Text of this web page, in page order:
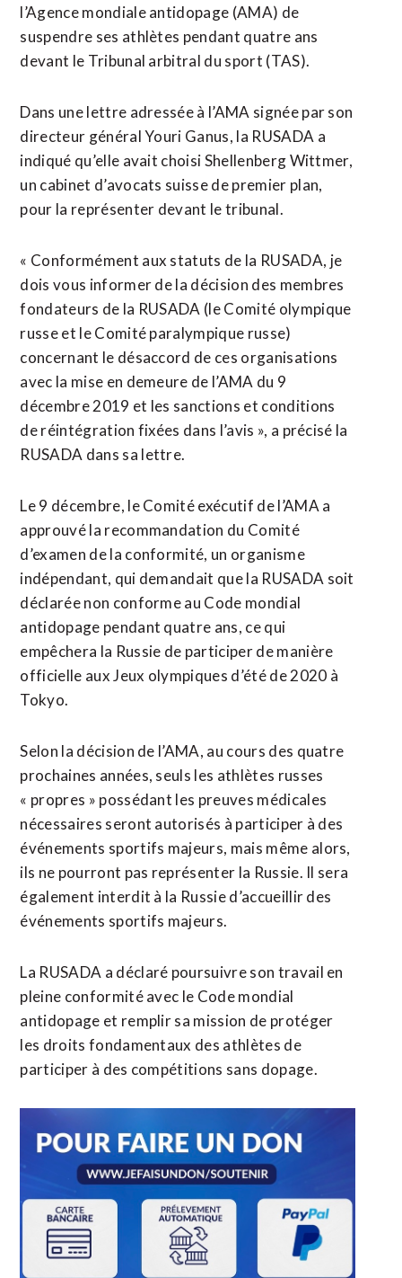
l’Agence mondiale antidopage (AMA) de
suspendre ses athlètes pendant quatre ans
devant le Tribunal arbitral du sport (TAS).
Dans une lettre adressée à l’AMA signée par son
directeur général Youri Ganus, la RUSADA a
indiqué qu’elle avait choisi Shellenberg Wittmer,
un cabinet d’avocats suisse de premier plan,
pour la représenter devant le tribunal.
« Conformément aux statuts de la RUSADA, je
dois vous informer de la décision des membres
fondateurs de la RUSADA (le Comité olympique
russe et le Comité paralympique russe)
concernant le désaccord de ces organisations
avec la mise en demeure de l’AMA du 9
décembre 2019 et les sanctions et conditions
de réintégration fixées dans l’avis », a précisé la
RUSADA dans sa lettre.
Le 9 décembre, le Comité exécutif de l’AMA a
approuvé la recommandation du Comité
d’examen de la conformité, un organisme
indépendant, qui demandait que la RUSADA soit
déclarée non conforme au Code mondial
antidopage pendant quatre ans, ce qui
empêchera la Russie de participer de manière
officielle aux Jeux olympiques d’été de 2020 à
Tokyo.
Selon la décision de l’AMA, au cours des quatre
prochaines années, seuls les athlètes russes
« propres » possédant les preuves médicales
nécessaires seront autorisés à participer à des
événements sportifs majeurs, mais même alors,
ils ne pourront pas représenter la Russie. Il sera
également interdit à la Russie d’accueillir des
événements sportifs majeurs.
La RUSADA a déclaré poursuivre son travail en
pleine conformité avec le Code mondial
antidopage et remplir sa mission de protéger
les droits fondamentaux des athlètes de
participer à des compétitions sans dopage.